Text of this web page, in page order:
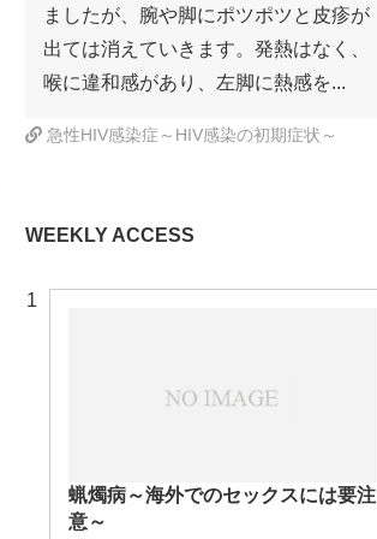
ましたが、腕や脚にポツポツと皮疹が
出ては消えていきます。発熱はなく、
喉に違和感があり、左脚に熱感を...
急性HIV感染症～HIV感染の初期症状～
WEEKLY ACCESS
蝋燭病～海外でのセックスには要注
意～